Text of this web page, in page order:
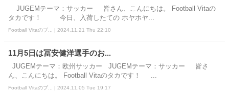
JUGEMテーマ：サッカー 皆さん、こんにちは。 Football Vitaの
タカです！ 今日、入荷したての ホヤホヤ...
Football Vitaのブ... | 2024.11.21 Thu 22:10
11月5日は冨安健洋選手のお...
JUGEMテーマ：欧州サッカー JUGEMテーマ：サッカー 皆さ
ん、こんにちは。 Football Vitaのタカです！ ...
Football Vitaのブ... | 2024.11.05 Tue 19:17